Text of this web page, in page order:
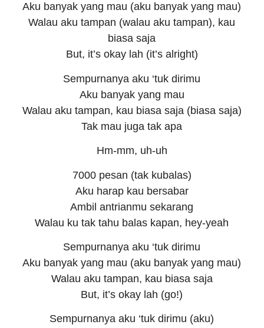
Aku banyak yang mau (aku banyak yang mau)
Walau aku tampan (walau aku tampan), kau
biasa saja
But, it’s okay lah (it’s alright)
Sempurnanya aku ‘tuk dirimu
Aku banyak yang mau
Walau aku tampan, kau biasa saja (biasa saja)
Tak mau juga tak apa
Hm-mm, uh-uh
7000 pesan (tak kubalas)
Aku harap kau bersabar
Ambil antrianmu sekarang
Walau ku tak tahu balas kapan, hey-yeah
Sempurnanya aku ‘tuk dirimu
Aku banyak yang mau (aku banyak yang mau)
Walau aku tampan, kau biasa saja
But, it’s okay lah (go!)
Sempurnanya aku ‘tuk dirimu (aku)